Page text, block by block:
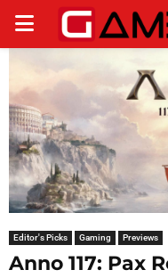
PRIMARY
MENU
Editor's Picks Gaming Previews
Anno 117: Pax